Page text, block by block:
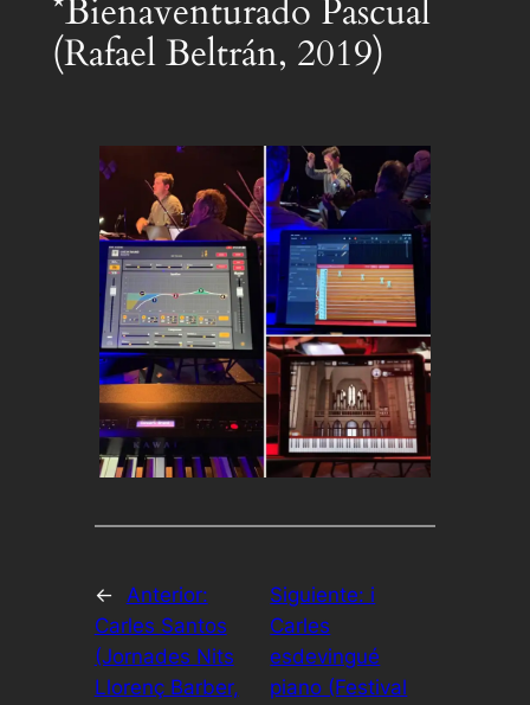
*Bienaventurado Pascual
(Rafael Beltrán, 2019)
←
Anterior:
Carles Santos
(Jornades Nits
Llorenç Barber,
Siguiente: i
Carles
esdevingué
piano (Festival